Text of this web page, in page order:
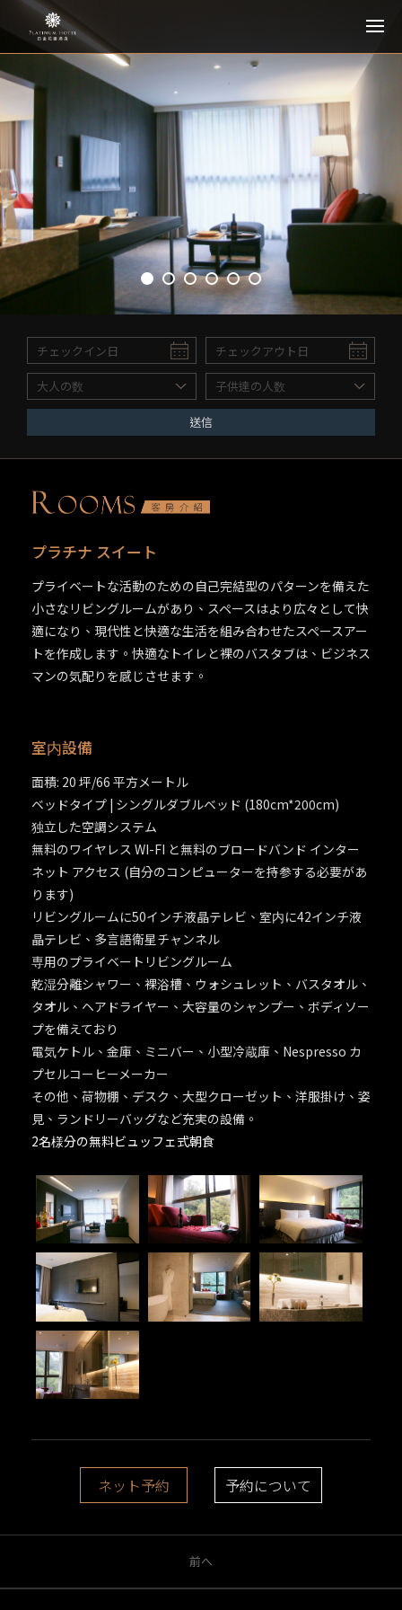
送信
プラチナ スイート
プライベートな活動のための自己完結型のパターンを備えた
小さなリビングルームがあり、スペースはより広々として快
適になり、現代性と快適な生活を組み合わせたスペースアー
トを作成します。快適なトイレと裸のバスタブは、ビジネス
マンの気配りを感じさせます。
室内設備
面積: 20 坪/66 平方メートル
ベッドタイプ | シングルダブルベッド (180cm*200cm)
独立した空調システム
無料のワイヤレス WI-FI と無料のブロードバンド インター
ネット アクセス (自分のコンピューターを持参する必要があ
ります)
リビングルームに50インチ液晶テレビ、室内に42インチ液
晶テレビ、多言語衛星チャンネル
専用のプライベートリビングルーム
乾湿分離シャワー、裸浴槽、ウォシュレット、バスタオル、
タオル、ヘアドライヤー、大容量のシャンプー、ボディソー
プを備えており
電気ケトル、金庫、ミニバー、小型冷蔵庫、Nespresso カ
プセルコーヒーメーカー
その他、荷物棚、デスク、大型クローゼット、洋服掛け、姿
見、ランドリーバッグなど充実の設備。
2名様分の無料ビュッフェ式朝食
ネット予約 予約について
前へ